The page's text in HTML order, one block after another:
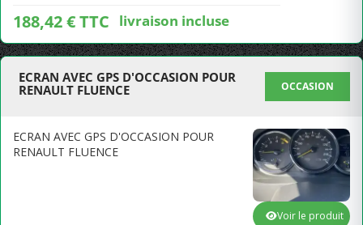
188,42 € TTC livraison incluse
ECRAN AVEC GPS D'OCCASION POUR
RENAULT FLUENCE
OCCASION
ECRAN AVEC GPS D'OCCASION POUR
RENAULT FLUENCE
Voir le produit